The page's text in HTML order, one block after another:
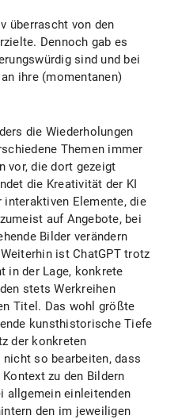
überrascht von den
Dennoch gab es
sind und bei
ihre (momentanen)
die Wiederholungen
Themen immer
vor, die dort gezeigt
die Kreativität der KI
interaktiven Elemente, die
auf Angebote, bei
Bilder verändern
ist ChatGPT trotz
in der Lage, konkrete
stets Werkreihen
Titel. Das wohl größte
kunsthistorische Tiefe
der konkreten
so bearbeiten, dass
zu den Bildern
allgemein einleitenden
den im jeweiligen